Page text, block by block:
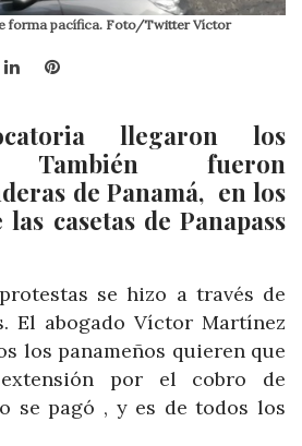
forma pacífica. Foto/Twitter Víctor
LinkedInPinterest
llegaron los
También fueron
de Panamá, en los
casetas de Panapass
se hizo a través de
El abogado Víctor Martínez
los panameños quieren que
por el cobro de
se pagó , y es de todos los